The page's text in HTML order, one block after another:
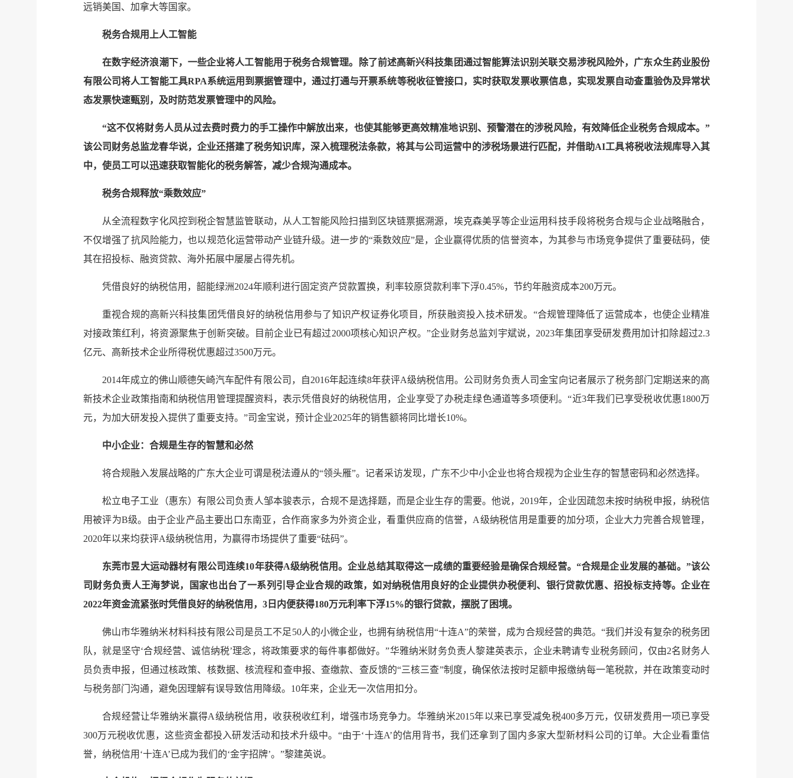
远销美国、加拿大等国家。
税务合规用上人工智能
在数字经济浪潮下，一些企业将人工智能用于税务合规管理。除了前述高新兴科技集团通过智能算法识别关联交易涉税风险外，广东众生药业股份
有限公司将人工智能工具RPA系统运用到票据管理中，通过打通与开票系统等税收征管接口，实时获取发票收票信息，实现发票自动查重验伪及异常状
态发票快速甄别，及时防范发票管理中的风险。
“这不仅将财务人员从过去费时费力的手工操作中解放出来，也使其能够更高效精准地识别、预警潜在的涉税风险，有效降低企业税务合规成本。”
该公司财务总监龙春华说，企业还搭建了税务知识库，深入梳理税法条款，将其与公司运营中的涉税场景进行匹配，并借助AI工具将税收法规库导入其
中，使员工可以迅速获取智能化的税务解答，减少合规沟通成本。
税务合规释放“乘数效应”
从全流程数字化风控到税企智慧监管联动，从人工智能风险扫描到区块链票据溯源，埃克森美孚等企业运用科技手段将税务合规与企业战略融合，
不仅增强了抗风险能力，也以规范化运营带动产业链升级。进一步的“乘数效应”是，企业赢得优质的信誉资本，为其参与市场竞争提供了重要砝码，使
其在招投标、融资贷款、海外拓展中屡屡占得先机。
凭借良好的纳税信用，韶能绿洲2024年顺利进行固定资产贷款置换，利率较原贷款利率下浮0.45%，节约年融资成本200万元。
重视合规的高新兴科技集团凭借良好的纳税信用参与了知识产权证券化项目，所获融资投入技术研发。“合规管理降低了运营成本，也使企业精准
对接政策红利，将资源聚焦于创新突破。目前企业已有超过2000项核心知识产权。”企业财务总监刘宇斌说，2023年集团享受研发费用加计扣除超过2.3
亿元、高新技术企业所得税优惠超过3500万元。
2014年成立的佛山顺德矢崎汽车配件有限公司，自2016年起连续8年获评A级纳税信用。公司财务负责人司金宝向记者展示了税务部门定期送来的高
新技术企业政策指南和纳税信用管理提醒资料，表示凭借良好的纳税信用，企业享受了办税走绿色通道等多项便利。“近3年我们已享受税收优惠1800万
元，为加大研发投入提供了重要支持。”司金宝说，预计企业2025年的销售额将同比增长10%。
中小企业：合规是生存的智慧和必然
将合规融入发展战略的广东大企业可谓是税法遵从的“领头雁”。记者采访发现，广东不少中小企业也将合规视为企业生存的智慧密码和必然选择。
松立电子工业（惠东）有限公司负责人邹本骏表示，合规不是选择题，而是企业生存的需要。他说，2019年，企业因疏忽未按时纳税申报，纳税信
用被评为B级。由于企业产品主要出口东南亚，合作商家多为外资企业，看重供应商的信誉，A级纳税信用是重要的加分项，企业大力完善合规管理，
2020年以来均获评A级纳税信用，为赢得市场提供了重要“砝码”。
东莞市昱大运动器材有限公司连续10年获得A级纳税信用。企业总结其取得这一成绩的重要经验是确保合规经营。“合规是企业发展的基础。”该公
司财务负责人王海梦说，国家也出台了一系列引导企业合规的政策，如对纳税信用良好的企业提供办税便利、银行贷款优惠、招投标支持等。企业在
2022年资金流紧张时凭借良好的纳税信用，3日内便获得180万元利率下浮15%的银行贷款，摆脱了困境。
佛山市华雅纳米材料科技有限公司是员工不足50人的小微企业，也拥有纳税信用“十连A”的荣誉，成为合规经营的典范。“我们并没有复杂的税务团
队，就是坚守‘合规经营、诚信纳税’理念，将政策要求的每件事都做好。”华雅纳米财务负责人黎建英表示，企业未聘请专业税务顾问，仅由2名财务人
员负责申报，但通过核政策、核数据、核流程和查申报、查缴款、查反馈的“三核三查”制度，确保依法按时足额申报缴纳每一笔税款，并在政策变动时
与税务部门沟通，避免因理解有误导致信用降级。10年来，企业无一次信用扣分。
合规经营让华雅纳米赢得A级纳税信用，收获税收红利，增强市场竞争力。华雅纳米2015年以来已享受减免税400多万元，仅研发费用一项已享受
300万元税收优惠，这些资金都投入研发活动和技术升级中。“由于‘十连A’的信用背书，我们还拿到了国内多家大型新材料公司的订单。大企业看重信
誉，纳税信用‘十连A’已成为我们的‘金字招牌’。”黎建英说。